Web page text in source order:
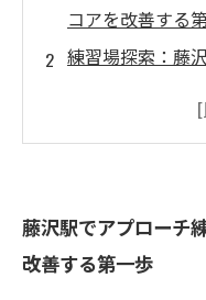
コアを改善する
練習場探索：藤
施設の特色を知
の選び方
心がけ次第で上
藤沢駅でアプローチ
改善する第一歩